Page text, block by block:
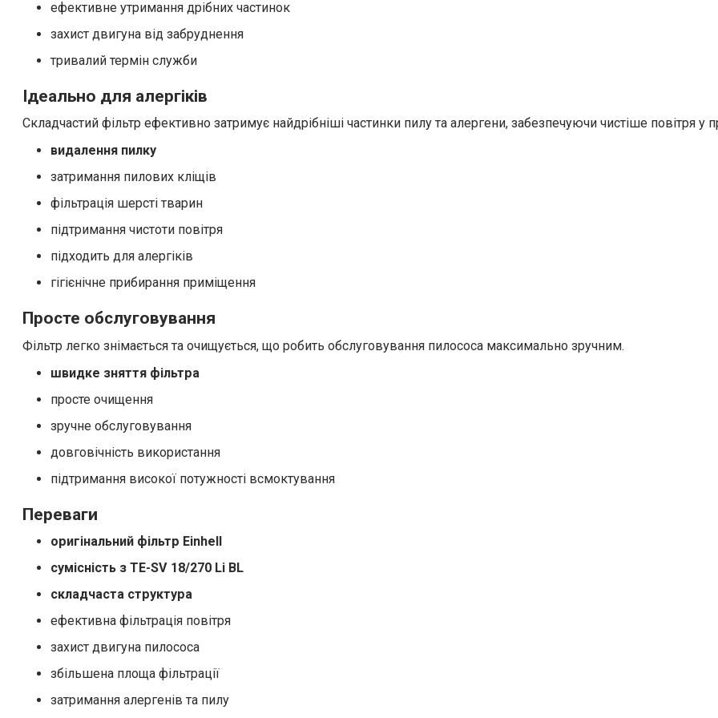
ефективне утримання дрібних частинок
захист двигуна від забруднення
тривалий термін служби
Ідеально для алергіків
Складчастий фільтр ефективно затримує найдрібніші частинки пилу та алергени, забезпечуючи чистіше повітря у
видалення пилку
затримання пилових кліщів
фільтрація шерсті тварин
підтримання чистоти повітря
підходить для алергіків
гігієнічне прибирання приміщення
Просте обслуговування
Фільтр легко знімається та очищується, що робить обслуговування пилососа максимально зручним.
швидке зняття фільтра
просте очищення
зручне обслуговування
довговічність використання
підтримання високої потужності всмоктування
Переваги
оригінальний фільтр Einhell
сумісність з TE-SV 18/270 Li BL
складчаста структура
ефективна фільтрація повітря
захист двигуна пилососа
збільшена площа фільтрації
затримання алергенів та пилу